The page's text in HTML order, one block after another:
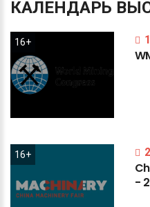
КАЛЕНДАРЬ
16+
16+
-